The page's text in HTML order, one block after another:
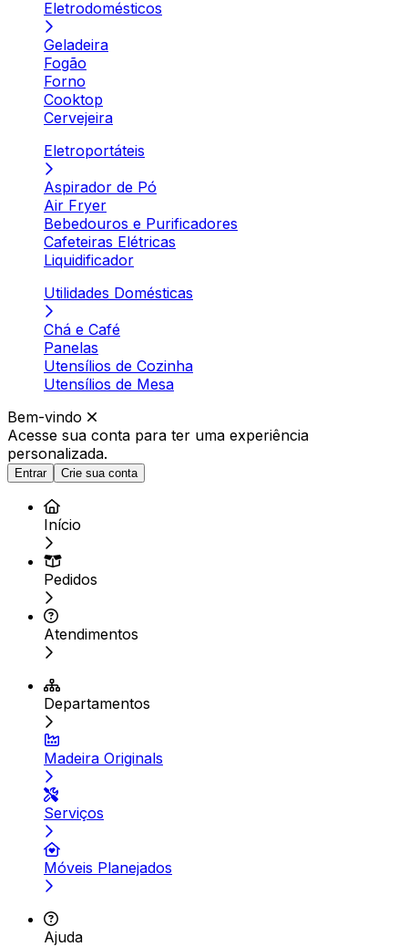
Eletrodomésticos
Geladeira
Fogão
Forno
Cooktop
Cervejeira
Eletroportáteis
Aspirador de Pó
Air Fryer
Bebedouros e Purificadores
Cafeteiras Elétricas
Liquidificador
Utilidades Domésticas
Chá e Café
Panelas
Utensílios de Cozinha
Utensílios de Mesa
Bem-vindo
Acesse sua conta para ter uma experiência
personalizada.
Entrar Crie sua conta
Início
Pedidos
Atendimentos
Departamentos
Madeira Originals
Serviços
Móveis Planejados
Ajuda